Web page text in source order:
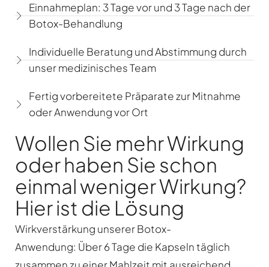
Einnahmeplan: 3 Tage vor und 3 Tage nach der
Botox-Behandlung
Individuelle Beratung und Abstimmung durch
unser medizinisches Team
Fertig vorbereitete Präparate zur Mitnahme
oder Anwendung vor Ort
Wollen Sie mehr Wirkung
oder haben Sie schon
einmal weniger Wirkung?
Hier ist die Lösung
Wirkverstärkung unserer Botox-
Anwendung: Über 6 Tage die Kapseln täglich